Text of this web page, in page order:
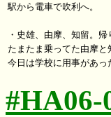
駅から電車で吹利へ。
・史雄、由摩、知留。
たまたま乗ってた由摩
#HA06-